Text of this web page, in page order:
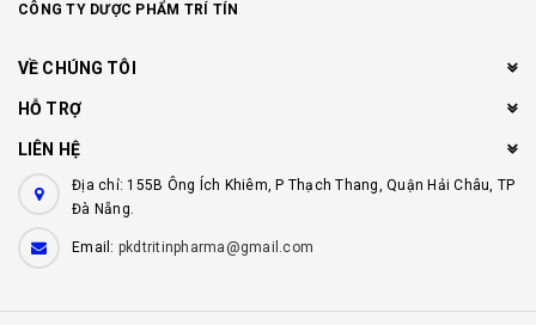
CÔNG TY DƯỢC PHẨM TRÍ TÍN
VỀ CHÚNG TÔI
HỖ TRỢ
LIÊN HỆ
Địa chỉ: 155B Ông Ích Khiêm, P Thạch Thang, Quận Hải Châu, TP
Đà Nẵng.
Email: pkdtritinpharma@gmail.com